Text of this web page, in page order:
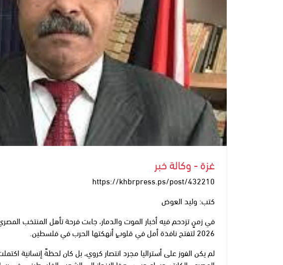
غزة - وكالة خبر
https://khbrpress.ps/post/432210
كتب: وليد العوض
في زمنٍ تزدحم فيه أخبار الموت والدمار، جاءت فرحة تأهل المنتخب
2026 لتفتح نافذة أمل في قلوبٍ أنهكتها الحرب في فلسطين.
لم يكن الفوز على أستراليا مجرد انتصار كروي، بل كان لحظةً إنسانية